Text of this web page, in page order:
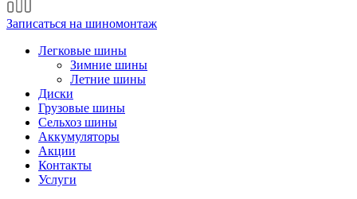
Записаться на шиномонтаж
Легковые шины
Зимние шины
Летние шины
Диски
Грузовые шины
Сельхоз шины
Аккумуляторы
Акции
Контакты
Услуги